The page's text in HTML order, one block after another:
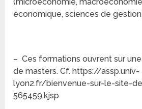
économique, sciences de
– Ces formations ouvrent sur
de masters. Cf. https://assp.univ-
lyon2.fr/bienvenue-sur-le-site-
565459.kjsp